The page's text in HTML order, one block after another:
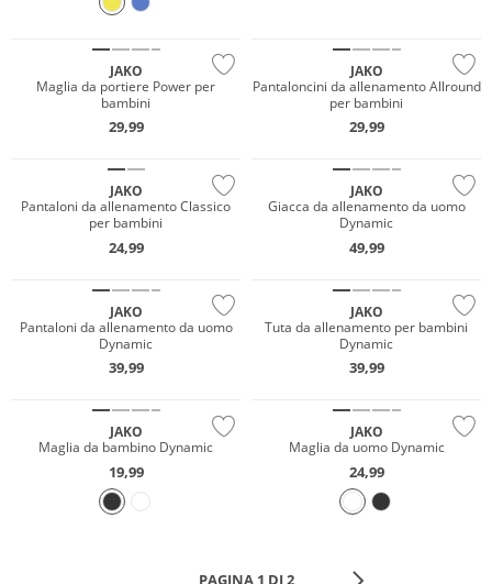
JAKO
Maglia da portiere Power per
bambini
29,99
JAKO
Pantaloncini da allenamento Allround
per bambini
29,99
JAKO
Pantaloni da allenamento Classico
per bambini
24,99
JAKO
Giacca da allenamento da uomo
Dynamic
49,99
JAKO
Pantaloni da allenamento da uomo
Dynamic
39,99
JAKO
Tuta da allenamento per bambini
Dynamic
39,99
JAKO
Maglia da bambino Dynamic
19,99
JAKO
Maglia da uomo Dynamic
24,99
PAGINA 1 DI 2